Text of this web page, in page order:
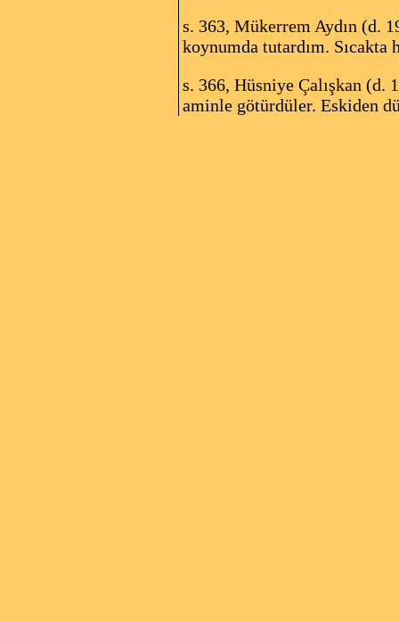
s. 363, Mükerrem Aydın (d.
koynumda tutardım. Sıcakta
s. 366, Hüsniye Çalışkan (d.
aminle götürdüler. Eskiden